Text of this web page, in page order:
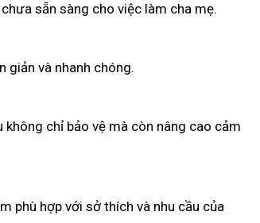
sẵn sàng cho việc làm cha mẹ.
giản và nhanh chóng.
chỉ bảo vệ mà còn nâng cao cảm
phù hợp với sở thích và nhu cầu của